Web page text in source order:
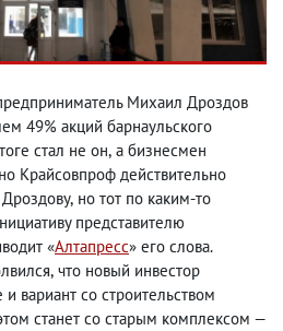
Михаил Дроздов
49% акций барнаульского
стал не он, а бизнесмен
Крайсовпроф действительно
, но тот по каким-то
представителю
«Алтапресс» его слова.
, что новый инвестор
вариант со строительством
станет со старым комплексом —